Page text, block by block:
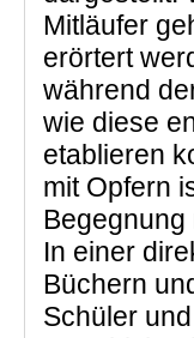
Mitläufer
erörtert
während
wie diese
etablieren
mit Opfern
Begegnung
In einer
Büchern
Schüler